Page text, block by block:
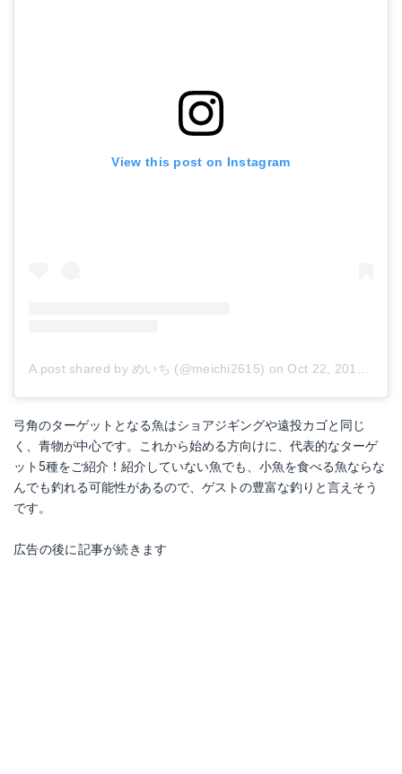
View this post on Instagram
A post shared by めいち (@meichi2615) on Oct 22, 2016 at 1:54pm PDT
弓角のターゲットとなる魚はショアジギングや遠投カゴと同じ
く、青物が中心です。これから始める方向けに、代表的なターゲ
ット5種をご紹介！紹介していない魚でも、小魚を食べる魚ならな
んでも釣れる可能性があるので、ゲストの豊富な釣りと言えそう
です。
広告の後に記事が続きます